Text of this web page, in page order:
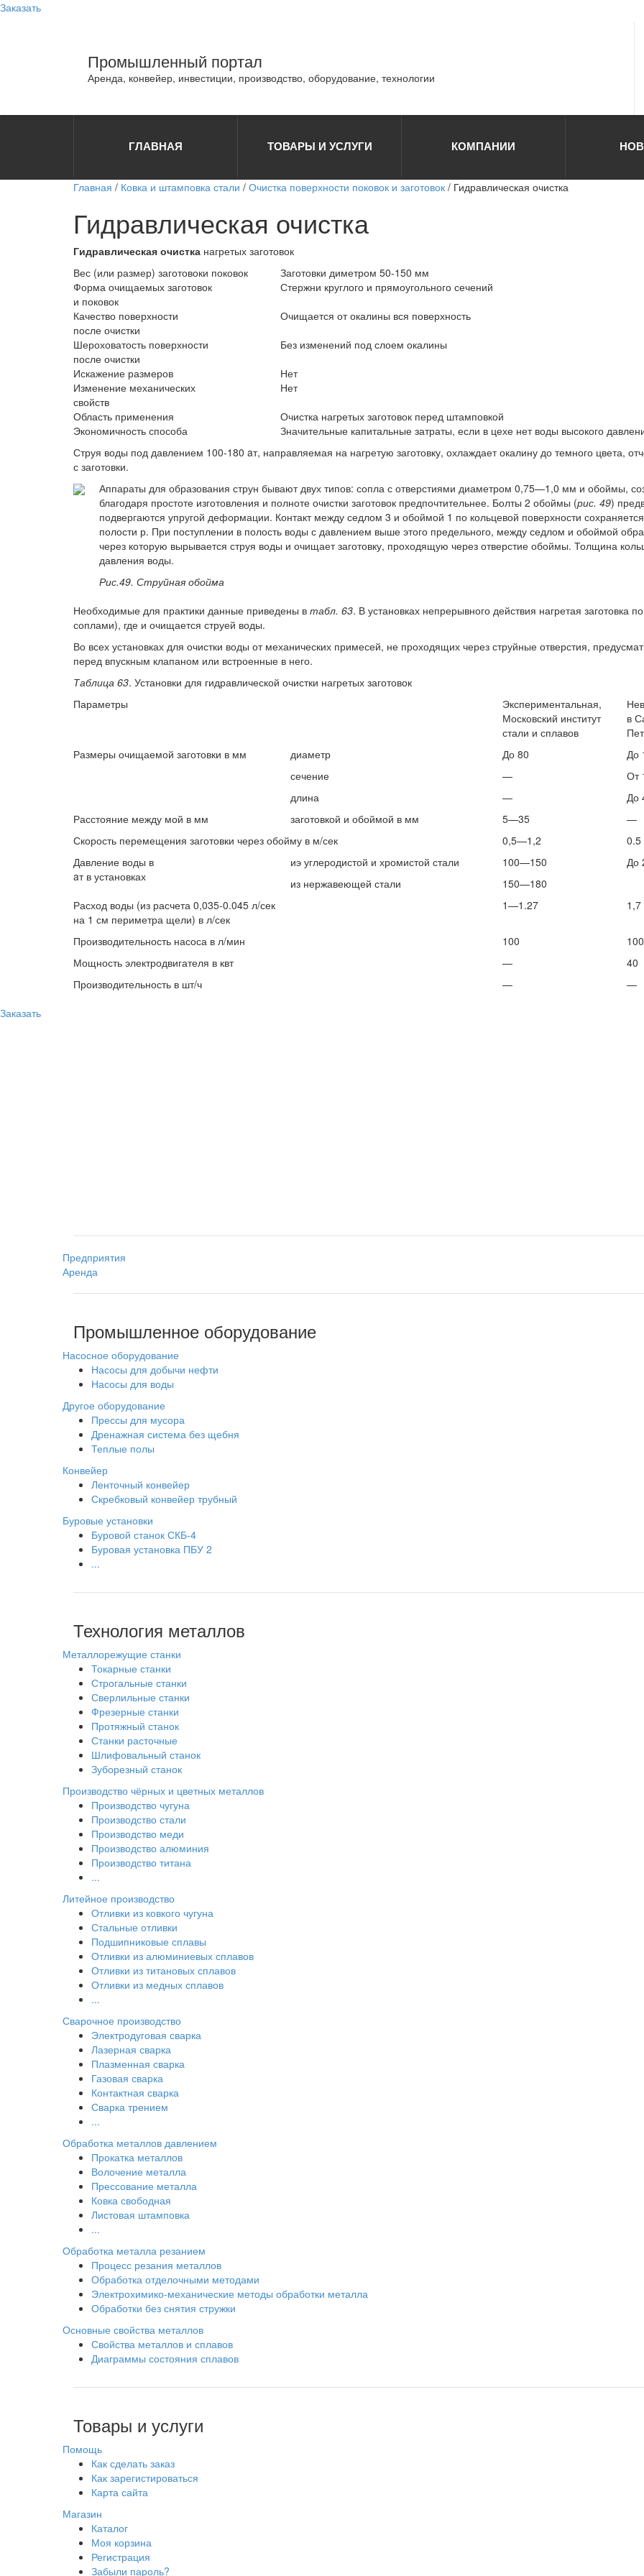
Заказать
Промышленный портал
Аренда, конвейер, инвестиции, производство, оборудование, технологии
ГЛАВНАЯ ТОВАРЫ И УСЛУГИ КОМПАНИИ
Главная / Ковка и штамповка стали / Очистка поверхности поковок и заготовок / Гидравлическая очистка
Гидравлическая очистка
Гидравлическая очистка нагретых заготовок
Вес (или размер) заготовоки поковок
Заготовки диметром 50-150 мм
Форма очищаемых заготовок
и поковок
Стержни круглого и прямоугольного сечений
Качество поверхности
после очистки
Очищается от окалины вся поверхность
Шероховатость поверхности
после очистки
Без изменений под слоем окалины
Искажение размеров
Нет
Изменение механических
свойств
Нет
Область применения
Очистка нагретых заготовок перед штамповкой
Экономичность способа
Значительные капитальные затраты, если в цехе нет воды высокого
Струя воды под давлением 100-180 aт, направляемая на нагретую заготовку, охлаждает окалину до темного цвета,
с заготовки.
Аппараты для образования струн бывают двух типов: сопла с отверстиями диаметром 0,75—1,0 мм и обоймы,
благодаря простоте изготовления и полноте очистки заготовок предпочтительнее. Болты 2 обоймы (рис. 49)
подвергаются упругой деформации. Контакт между седлом 3 и обоймой 1 по кольцевой поверхности
полости р. При поступлении в полость воды с давлением выше этого предельного, между седлом и обоймой
через которую вырывается струя воды и очищает заготовку, проходящую через отверстие обоймы. Толщина
давления воды.
Рис.49. Струйная обойма
Необходимые для практики данные приведены в табл. 63. В установках непрерывного действия нагретая заготовка
соплами), где и очищается струей воды.
Во всех установках для очистки воды от механических примесей, не проходящих через струйные отверстия,
перед впускным клапаном или встроенные в него.
Таблица 63. Установки для гидравлической очистки нагретых заготовок
Параметры
Экспериментальная,
Московский институт
стали и сплавов
в
Размеры очищаемой заготовки в мм
диаметр До 80
До
сечение
—
От
длина
—
До
Расстояние между мой в мм
заготовкой и обоймой в мм 5—35
—
Скорость перемещения заготовки через обойму в м/сек
0,5—1,2
0.5
Давление воды в
aт в установках
иэ углеродистой и хромистой стали 100—150
До
из нержавеющей стали
150—180
Расход воды (из расчета 0,035-0.045 л/сек
на 1 см периметра щели) в л/сек
1—1.27 1,7
Производительность насоса в л/мин 100
100
Мощность электродвигателя в квт
—
40
Производительность в шт/ч
—
—
Заказать
Предприятия
Аренда
Промышленное оборудование
Насосное оборудование
Насосы для добычи нефти
Насосы для воды
Другое оборудование
Прессы для мусора
Дренажная система без щебня
Теплые полы
Конвейер
Ленточный конвейер
Скребковый конвейер трубный
Буровые установки
Буровой станок СКБ-4
Буровая установка ПБУ 2
...
Технология металлов
Металлорежущие станки
Токарные станки
Строгальные станки
Сверлильные станки
Фрезерные станки
Протяжный станок
Станки расточные
Шлифовальный станок
Зуборезный станок
Производство чёрных и цветных металлов
Производство чугуна
Производство стали
Производство меди
Производство алюминия
Производство титана
...
Литейное производство
Отливки из ковкого чугуна
Стальные отливки
Подшипниковые сплавы
Отливки из алюминиевых сплавов
Отливки из титановых сплавов
Отливки из медных сплавов
...
Сварочное производство
Электродуговая сварка
Лазерная сварка
Плазменная сварка
Газовая сварка
Контактная сварка
Сварка трением
...
Обработка металлов давлением
Прокатка металлов
Волочение металла
Прессование металла
Ковка свободная
Листовая штамповка
...
Обработка металла резанием
Процесс резания металлов
Обработка отделочными методами
Электрохимико-механические методы обработки металла
Обработки без снятия стружки
Основные свойства металлов
Свойства металлов и сплавов
Диаграммы состояния сплавов
Товары и услуги
Помощь
Как сделать заказ
Как зарегистироваться
Карта сайта
Магазин
Каталог
Моя корзина
Регистрация
Забыли пароль?